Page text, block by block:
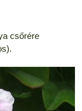
csőrére